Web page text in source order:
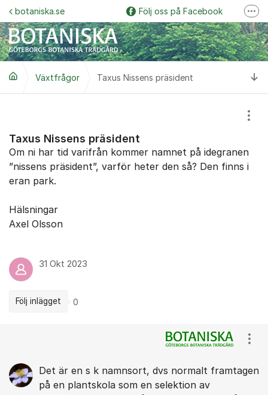
Hoppa till innehåll
botaniska.se Följ oss på Facebook
Följ oss på Instagram
Botaniska trädgårdspodden
Botaniskas vänner
Garden Explorer
Växtfrågor Taxus Nissens präsident
Taxus Nissens präsident
Om ni har tid varifrån kommer namnet på idegranen
”nissens präsident”, varför heter den så? Den finns i
eran park.
Hälsningar
Axel Olsson
31 Okt 2023
Följ inlägget 0
Det är en s k namnsort, dvs normalt framtagen
på en plantskola som en selektion av